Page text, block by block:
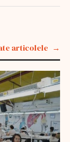
articolele